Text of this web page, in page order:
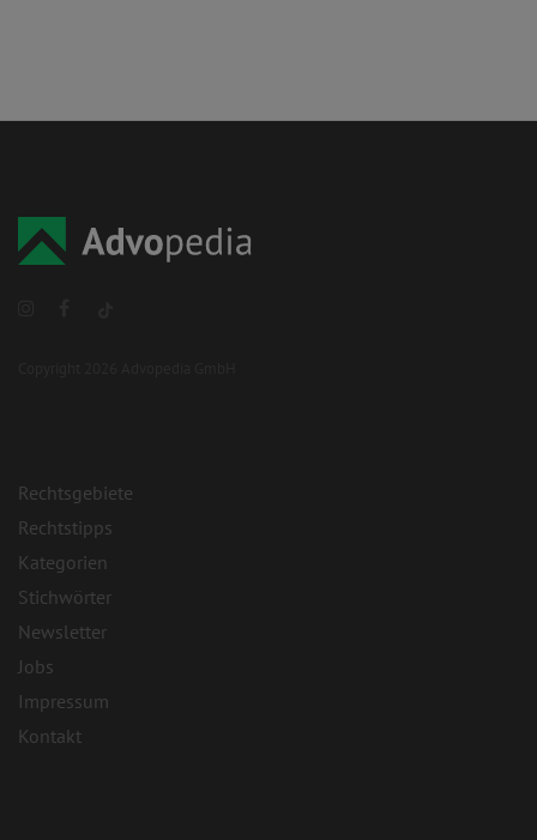
Rechtsgebiete
Rechtstipps
Kategorien
Stichwörter
Newsletter
Jobs
Impressum
Kontakt